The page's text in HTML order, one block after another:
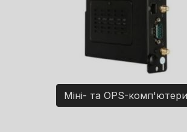
Міні- та OPS-комп'ютери